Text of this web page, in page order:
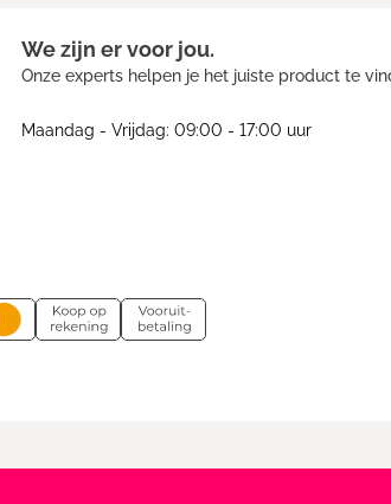
We zijn er voor jou.
Onze experts helpen je het juiste product te
Maandag - Vrijdag: 09:00 - 17:00 uur